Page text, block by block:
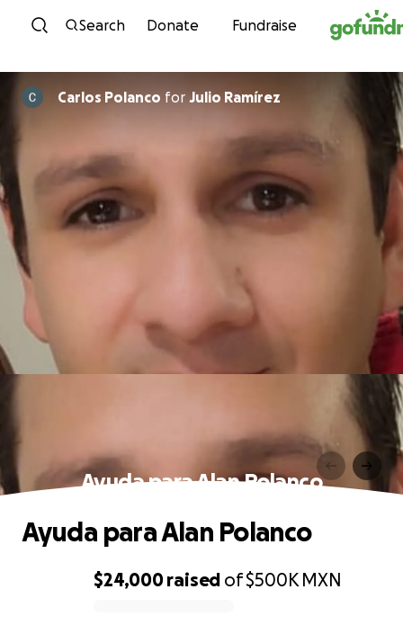
Skip to content
Search Donate Fundraise
Carlos Polanco for Julio Ramírez
Ayuda para Alan Polanco
$24,000raised of$500K MXN
Ayuda para Alan Polanco